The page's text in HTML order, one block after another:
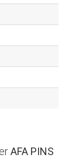
AFA PINS